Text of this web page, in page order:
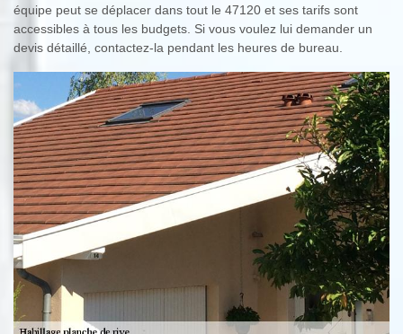
équipe peut se déplacer dans tout le 47120 et ses tarifs sont
accessibles à tous les budgets. Si vous voulez lui demander un
devis détaillé, contactez-la pendant les heures de bureau.